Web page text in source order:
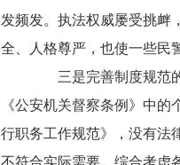
发频发。执法权威屡受挑衅
全、人格尊严，也使一些民
三是完善制度规范的
《公安机关督察条例》中
行职务工作规范》，没有法
不符合实际需要。综合考虑